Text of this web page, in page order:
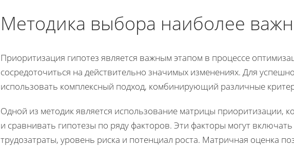
Методика выбора наиболее
Приоритизация гипотез является важным этапом в процессе
сосредоточиться на действительно значимых изменениях. Для
использовать комплексный подход, комбинирующий различные
Одной из методик является использование матрицы приоритизации,
и сравнивать гипотезы по ряду факторов. Эти факторы могут
трудозатраты, уровень риска и потенциал роста. Матричная оценка